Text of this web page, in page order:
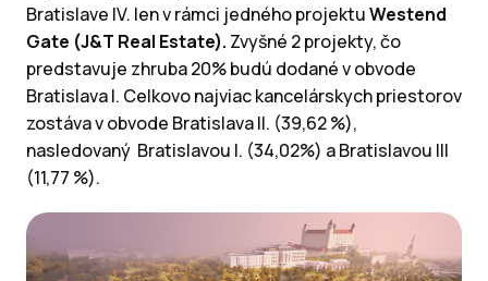
Bratislave IV. len v rámci jedného projektuWestend
Gate (J&T Real Estate). Zvyšné 2 projekty, čo
predstavuje zhruba 20% budú dodané v obvode
Bratislava I. Celkovo najviac kancelárskych priestorov
zostáva v obvode Bratislava II. (39,62 %),
nasledovaný Bratislavou I. (34,02%) a Bratislavou III
(11,77 %).